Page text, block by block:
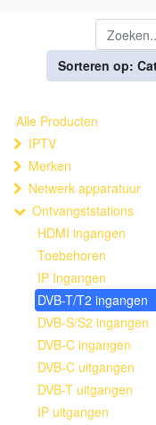
Sorteren op:
Alle Producten
IPTV
Merken
Netwerk apparatuur
Ontvangststations
HDMI ingangen
Toebehoren
IP Ingangen
DVB-T/T2 ingangen
DVB-S/S2 ingangen
DVB-C ingangen
DVB-C uitgangen
DVB-T uitgangen
IP uitgangen